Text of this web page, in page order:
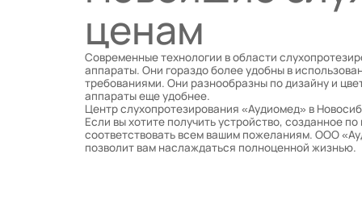
ценам
Современные технологии в области
аппараты. Они гораздо более удобны в
требованиями. Они разнообразны по дизайну и
аппараты еще удобнее.
Центр слухопротезирования «Аудиомед» в
Если вы хотите получить устройство, созданное
соответствовать всем вашим пожеланиям. ООО
позволит вам наслаждаться полноценной жизнью.